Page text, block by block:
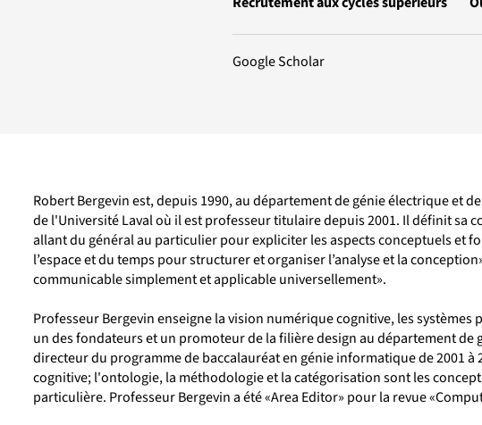
Google Scholar
Robert Bergevin est, depuis 1990, au département de génie électrique et
de l'Université Laval où il est professeur titulaire depuis 2001. Il définit
allant du général au particulier pour expliciter les aspects conceptuels et
l’espace et du temps pour structurer et organiser l’analyse et la
communicable simplement et applicable universellement».
Professeur Bergevin enseigne la vision numérique cognitive, les
un des fondateurs et un promoteur de la filière design au département
directeur du programme de baccalauréat en génie informatique de 2001
cognitive; l'ontologie, la méthodologie et la catégorisation sont les
particulière. Professeur Bergevin a été «Area Editor» pour la revue